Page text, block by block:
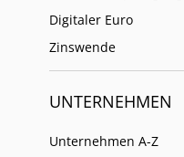
Digitaler Euro
Zinswende
UNTERNEHMEN
Unternehmen A-Z